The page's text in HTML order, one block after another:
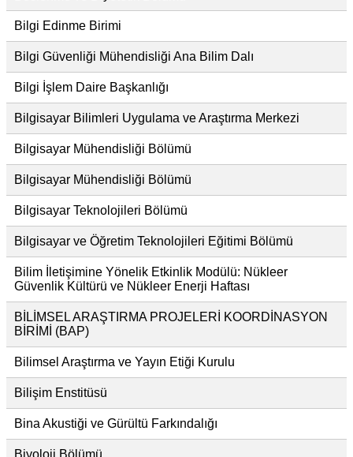
Bilgi Edinme Birimi
Bilgi Güvenliği Mühendisliği Ana Bilim Dalı
Bilgi İşlem Daire Başkanlığı
Bilgisayar Bilimleri Uygulama ve Araştırma Merkezi
Bilgisayar Mühendisliği Bölümü
Bilgisayar Mühendisliği Bölümü
Bilgisayar Teknolojileri Bölümü
Bilgisayar ve Öğretim Teknolojileri Eğitimi Bölümü
Bilim İletişimine Yönelik Etkinlik Modülü: Nükleer
Güvenlik Kültürü ve Nükleer Enerji Haftası
BİLİMSEL ARAŞTIRMA PROJELERİ KOORDİNASYON
BİRİMİ (BAP)
Bilimsel Araştırma ve Yayın Etiği Kurulu
Bilişim Enstitüsü
Bina Akustiği ve Gürültü Farkındalığı
Biyoloji Bölümü